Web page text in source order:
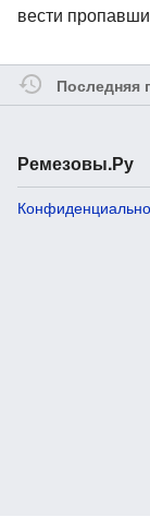
вести
Последняя
Ремезовы.Ру